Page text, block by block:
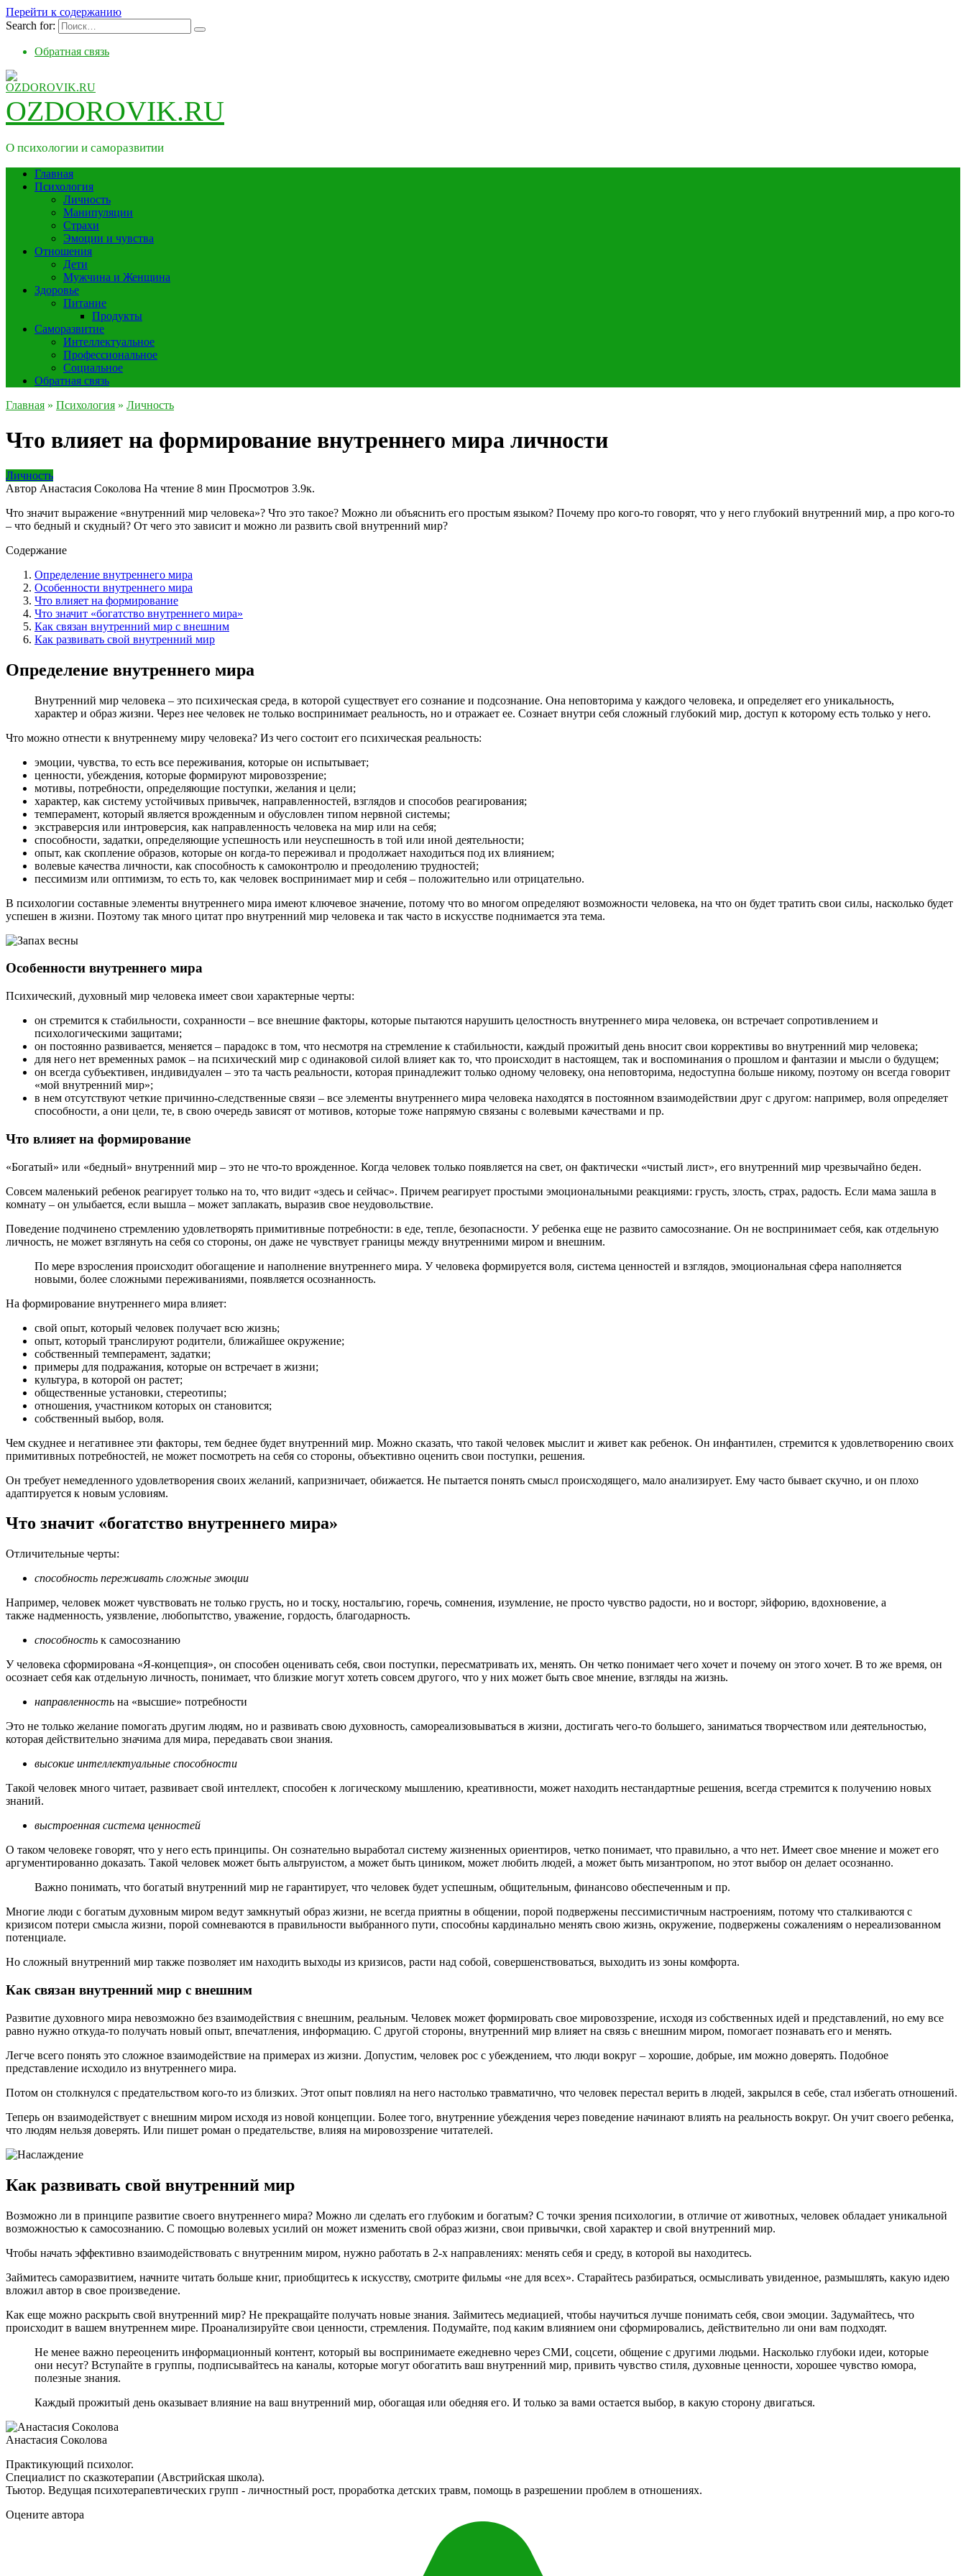
Перейти к содержанию
Search for:
Обратная связь
OZDOROVIK.RU
О психологии и саморазвитии
Главная
Психология
Личность
Манипуляции
Страхи
Эмоции и чувства
Отношения
Дети
Мужчина и Женщина
Здоровье
Питание
Продукты
Саморазвитие
Интеллектуальное
Профессиональное
Социальное
Обратная связь
Главная » Психология » Личность
Что влияет на формирование внутреннего мира личности
Личность
Автор Анастасия Соколова На чтение 8 мин Просмотров 3.9к.
Что значит выражение «внутренний мир человека»? Что это такое? Можно ли объяснить его простым языком? Почему про кого-то говорят, что у него глубокий внутренний мир, а про кого-то
– что бедный и скудный? От чего это зависит и можно ли развить свой внутренний мир?
Содержание
Определение внутреннего мира
Особенности внутреннего мира
Что влияет на формирование
Что значит «богатство внутреннего мира»
Как связан внутренний мир с внешним
Как развивать свой внутренний мир
Определение внутреннего мира
Внутренний мир человека – это психическая среда, в которой существует его сознание и подсознание. Она неповторима у каждого человека, и определяет его уникальность,
характер и образ жизни. Через нее человек не только воспринимает реальность, но и отражает ее. Сознает внутри себя сложный глубокий мир, доступ к которому есть только у него.
Что можно отнести к внутреннему миру человека? Из чего состоит его психическая реальность:
эмоции, чувства, то есть все переживания, которые он испытывает;
ценности, убеждения, которые формируют мировоззрение;
мотивы, потребности, определяющие поступки, желания и цели;
характер, как систему устойчивых привычек, направленностей, взглядов и способов реагирования;
темперамент, который является врожденным и обусловлен типом нервной системы;
экстраверсия или интроверсия, как направленность человека на мир или на себя;
способности, задатки, определяющие успешность или неуспешность в той или иной деятельности;
опыт, как скопление образов, которые он когда-то переживал и продолжает находиться под их влиянием;
волевые качества личности, как способность к самоконтролю и преодолению трудностей;
пессимизм или оптимизм, то есть то, как человек воспринимает мир и себя – положительно или отрицательно.
В психологии составные элементы внутреннего мира имеют ключевое значение, потому что во многом определяют возможности человека, на что он будет тратить свои силы, насколько будет
успешен в жизни. Поэтому так много цитат про внутренний мир человека и так часто в искусстве поднимается эта тема.
Особенности внутреннего мира
Психический, духовный мир человека имеет свои характерные черты:
он стремится к стабильности, сохранности – все внешние факторы, которые пытаются нарушить целостность внутреннего мира человека, он встречает сопротивлением и
психологическими защитами;
он постоянно развивается, меняется – парадокс в том, что несмотря на стремление к стабильности, каждый прожитый день вносит свои коррективы во внутренний мир человека;
для него нет временных рамок – на психический мир с одинаковой силой влияет как то, что происходит в настоящем, так и воспоминания о прошлом и фантазии и мысли о будущем;
он всегда субъективен, индивидуален – это та часть реальности, которая принадлежит только одному человеку, она неповторима, недоступна больше никому, поэтому он всегда говорит
«мой внутренний мир»;
в нем отсутствуют четкие причинно-следственные связи – все элементы внутреннего мира человека находятся в постоянном взаимодействии друг с другом: например, воля определяет
способности, а они цели, те, в свою очередь зависят от мотивов, которые тоже напрямую связаны с волевыми качествами и пр.
Что влияет на формирование
«Богатый» или «бедный» внутренний мир – это не что-то врожденное. Когда человек только появляется на свет, он фактически «чистый лист», его внутренний мир чрезвычайно беден.
Совсем маленький ребенок реагирует только на то, что видит «здесь и сейчас». Причем реагирует простыми эмоциональными реакциями: грусть, злость, страх, радость. Если мама зашла в
комнату – он улыбается, если вышла – может заплакать, выразив свое неудовольствие.
Поведение подчинено стремлению удовлетворять примитивные потребности: в еде, тепле, безопасности. У ребенка еще не развито самосознание. Он не воспринимает себя, как отдельную
личность, не может взглянуть на себя со стороны, он даже не чувствует границы между внутренними миром и внешним.
По мере взросления происходит обогащение и наполнение внутреннего мира. У человека формируется воля, система ценностей и взглядов, эмоциональная сфера наполняется
новыми, более сложными переживаниями, появляется осознанность.
На формирование внутреннего мира влияет:
свой опыт, который человек получает всю жизнь;
опыт, который транслируют родители, ближайшее окружение;
собственный темперамент, задатки;
примеры для подражания, которые он встречает в жизни;
культура, в которой он растет;
общественные установки, стереотипы;
отношения, участником которых он становится;
собственный выбор, воля.
Чем скуднее и негативнее эти факторы, тем беднее будет внутренний мир. Можно сказать, что такой человек мыслит и живет как ребенок. Он инфантилен, стремится к удовлетворению своих
примитивных потребностей, не может посмотреть на себя со стороны, объективно оценить свои поступки, решения.
Он требует немедленного удовлетворения своих желаний, капризничает, обижается. Не пытается понять смысл происходящего, мало анализирует. Ему часто бывает скучно, и он плохо
адаптируется к новым условиям.
Что значит «богатство внутреннего мира»
Отличительные черты:
способность переживать сложные эмоции
Например, человек может чувствовать не только грусть, но и тоску, ностальгию, горечь, сомнения, изумление, не просто чувство радости, но и восторг, эйфорию, вдохновение, а
также надменность, уязвление, любопытство, уважение, гордость, благодарность.
способность к самосознанию
У человека сформирована «Я-концепция», он способен оценивать себя, свои поступки, пересматривать их, менять. Он четко понимает чего хочет и почему он этого хочет. В то же время, он
осознает себя как отдельную личность, понимает, что близкие могут хотеть совсем другого, что у них может быть свое мнение, взгляды на жизнь.
направленность на «высшие» потребности
Это не только желание помогать другим людям, но и развивать свою духовность, самореализовываться в жизни, достигать чего-то большего, заниматься творчеством или деятельностью,
которая действительно значима для мира, передавать свои знания.
высокие интеллектуальные способности
Такой человек много читает, развивает свой интеллект, способен к логическому мышлению, креативности, может находить нестандартные решения, всегда стремится к получению новых
знаний.
выстроенная система ценностей
О таком человеке говорят, что у него есть принципы. Он сознательно выработал систему жизненных ориентиров, четко понимает, что правильно, а что нет. Имеет свое мнение и может его
аргументированно доказать. Такой человек может быть альтруистом, а может быть циником, может любить людей, а может быть мизантропом, но этот выбор он делает осознанно.
Важно понимать, что богатый внутренний мир не гарантирует, что человек будет успешным, общительным, финансово обеспеченным и пр.
Многие люди с богатым духовным миром ведут замкнутый образ жизни, не всегда приятны в общении, порой подвержены пессимистичным настроениям, потому что сталкиваются с
кризисом потери смысла жизни, порой сомневаются в правильности выбранного пути, способны кардинально менять свою жизнь, окружение, подвержены сожалениям о нереализованном
потенциале.
Но сложный внутренний мир также позволяет им находить выходы из кризисов, расти над собой, совершенствоваться, выходить из зоны комфорта.
Как связан внутренний мир с внешним
Развитие духовного мира невозможно без взаимодействия с внешним, реальным. Человек может формировать свое мировоззрение, исходя из собственных идей и представлений, но ему все
равно нужно откуда-то получать новый опыт, впечатления, информацию. С другой стороны, внутренний мир влияет на связь с внешним миром, помогает познавать его и менять.
Легче всего понять это сложное взаимодействие на примерах из жизни. Допустим, человек рос с убеждением, что люди вокруг – хорошие, добрые, им можно доверять. Подобное
представление исходило из внутреннего мира.
Потом он столкнулся с предательством кого-то из близких. Этот опыт повлиял на него настолько травматично, что человек перестал верить в людей, закрылся в себе, стал избегать отношений.
Теперь он взаимодействует с внешним миром исходя из новой концепции. Более того, внутренние убеждения через поведение начинают влиять на реальность вокруг. Он учит своего ребенка,
что людям нельзя доверять. Или пишет роман о предательстве, влияя на мировоззрение читателей.
Как развивать свой внутренний мир
Возможно ли в принципе развитие своего внутреннего мира? Можно ли сделать его глубоким и богатым? С точки зрения психологии, в отличие от животных, человек обладает уникальной
возможностью к самосознанию. С помощью волевых усилий он может изменить свой образ жизни, свои привычки, свой характер и свой внутренний мир.
Чтобы начать эффективно взаимодействовать с внутренним миром, нужно работать в 2-х направлениях: менять себя и среду, в которой вы находитесь.
Займитесь саморазвитием, начните читать больше книг, приобщитесь к искусству, смотрите фильмы «не для всех». Старайтесь разбираться, осмысливать увиденное, размышлять, какую идею
вложил автор в свое произведение.
Как еще можно раскрыть свой внутренний мир? Не прекращайте получать новые знания. Займитесь медиацией, чтобы научиться лучше понимать себя, свои эмоции. Задумайтесь, что
происходит в вашем внутреннем мире. Проанализируйте свои ценности, стремления. Подумайте, под каким влиянием они сформировались, действительно ли они вам подходят.
Не менее важно переоценить информационный контент, который вы воспринимаете ежедневно через СМИ, соцсети, общение с другими людьми. Насколько глубоки идеи, которые
они несут? Вступайте в группы, подписывайтесь на каналы, которые могут обогатить ваш внутренний мир, привить чувство стиля, духовные ценности, хорошее чувство юмора,
полезные знания.
Каждый прожитый день оказывает влияние на ваш внутренний мир, обогащая или обедняя его. И только за вами остается выбор, в какую сторону двигаться.
Анастасия Соколова
Практикующий психолог.
Специалист по сказкотерапии (Австрийская школа).
Тьютор. Ведущая психотерапевтических групп - личностный рост, проработка детских травм, помощь в разрешении проблем в отношениях.
Оцените автора